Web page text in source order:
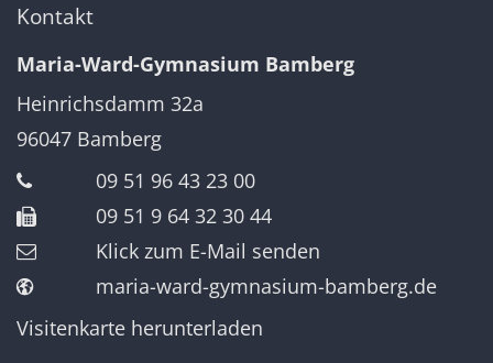
Kontakt
Maria-Ward-Gymnasium Bamberg
Heinrichsdamm 32a
96047 Bamberg
09 51 96 43 23 00
09 51 9 64 32 30 44
Klick zum E-Mail senden
maria-ward-gymnasium-bamberg.de
Visitenkarte herunterladen